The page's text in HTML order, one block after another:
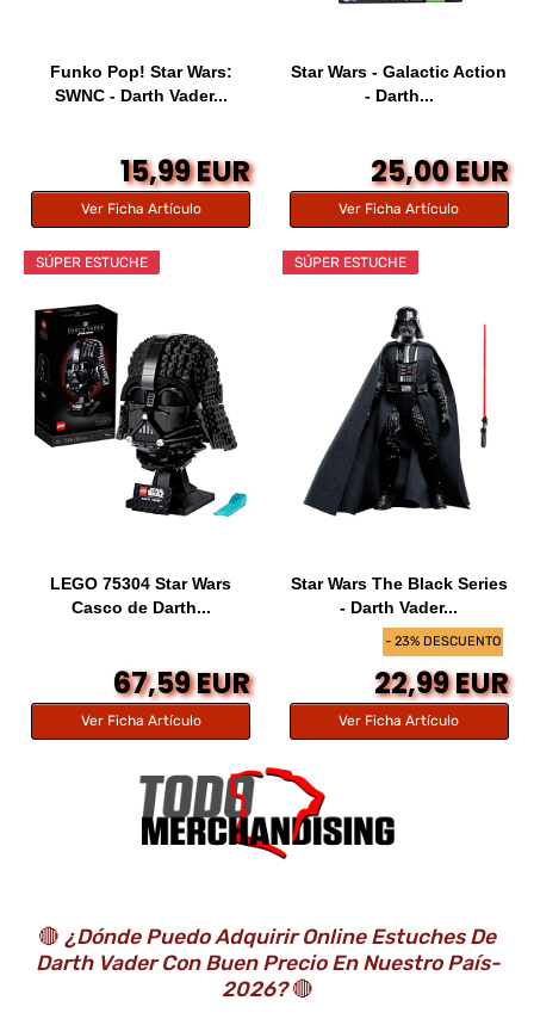
Funko Pop! Star Wars:
SWNC - Darth Vader...
15,99 EUR
Ver Ficha Artículo
Star Wars - Galactic Action
- Darth...
25,00 EUR
Ver Ficha Artículo
SÚPER ESTUCHE
LEGO 75304 Star Wars
Casco de Darth...
67,59 EUR
Ver Ficha Artículo
- 23% DESCUENTO
SÚPER ESTUCHE
Star Wars The Black Series
- Darth Vader...
22,99 EUR
Ver Ficha Artículo
🔴 ¿Dónde Puedo Adquirir Online Estuches De
Darth Vader Con Buen Precio En Nuestro País-
2026?🔴